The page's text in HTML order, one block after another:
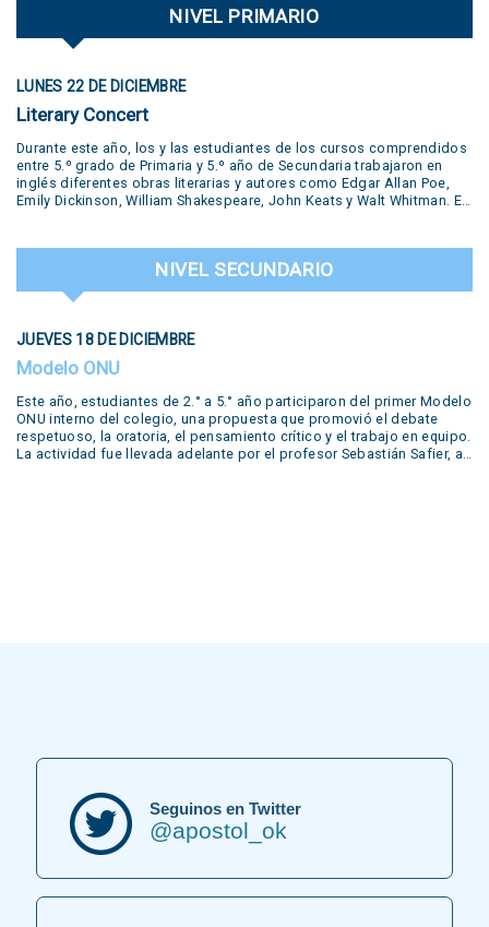
¡Gracias por el talento y la alegría que nos compartieron! VER VIDEO
AQUÍ
NIVEL PRIMARIO
LUNES 22 DE DICIEMBRE
Literary Concert
Durante este año, los y las estudiantes de los cursos comprendidos
entre 5.º grado de Primaria y 5.º año de Secundaria trabajaron en
inglés diferentes obras literarias y autores como Edgar Allan Poe,
Emily Dickinson, William Shakespeare, John Keats y Walt Whitman. En
Polo Creativo, lecturas de poemas, podcasts, salas de escape y
hasta un juicio en vivo. Todas estas propuestas formaron parte del
trabajo y la creatividad de nuestros alumnos. Una experiencia que
puso en valor el aprendizaje del inglés a través del arte, la literatura y
de nuestros estudiantes. Literary Concert This year, students from
5th grades from primary school up to 5th year from secondary have
worked in our year-long workshop with different literary productions
by famous writers such as Edgar Allan Poe, Emily Dickinson, William
Shakespeare, John Keats and Walt Whitman. Several productions
prepared by the students during the year were shown in our concert:
live performances of short plays, reading of poems, podcasts,
escape rooms, trailers and even a live trial. Many of these were
NIVEL SECUNDARIO
JUEVES 18 DE DICIEMBRE
Modelo ONU
Este año, estudiantes de 2.° a 5.° año participaron del primer Modelo
ONU interno del colegio, una propuesta que promovió el debate
respetuoso, la oratoria, el pensamiento crítico y el trabajo en equipo.
La actividad fue llevada adelante por el profesor Sebastián Safier, a
Seguinos en Twitter
@apostol_ok